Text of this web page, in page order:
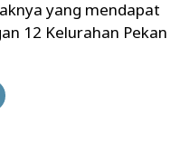
yang mendapat
12 Kelurahan Pekan